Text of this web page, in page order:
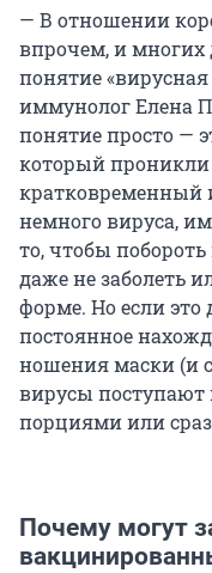
— В отношении
впрочем, и многих
понятие
иммунолог Елена
понятие просто —
который проникли
кратковременный
немного вируса,
то, чтобы
даже не заболеть
форме. Но если
постоянное
ношения маски (и
вирусы поступают
порциями или
Почему могут